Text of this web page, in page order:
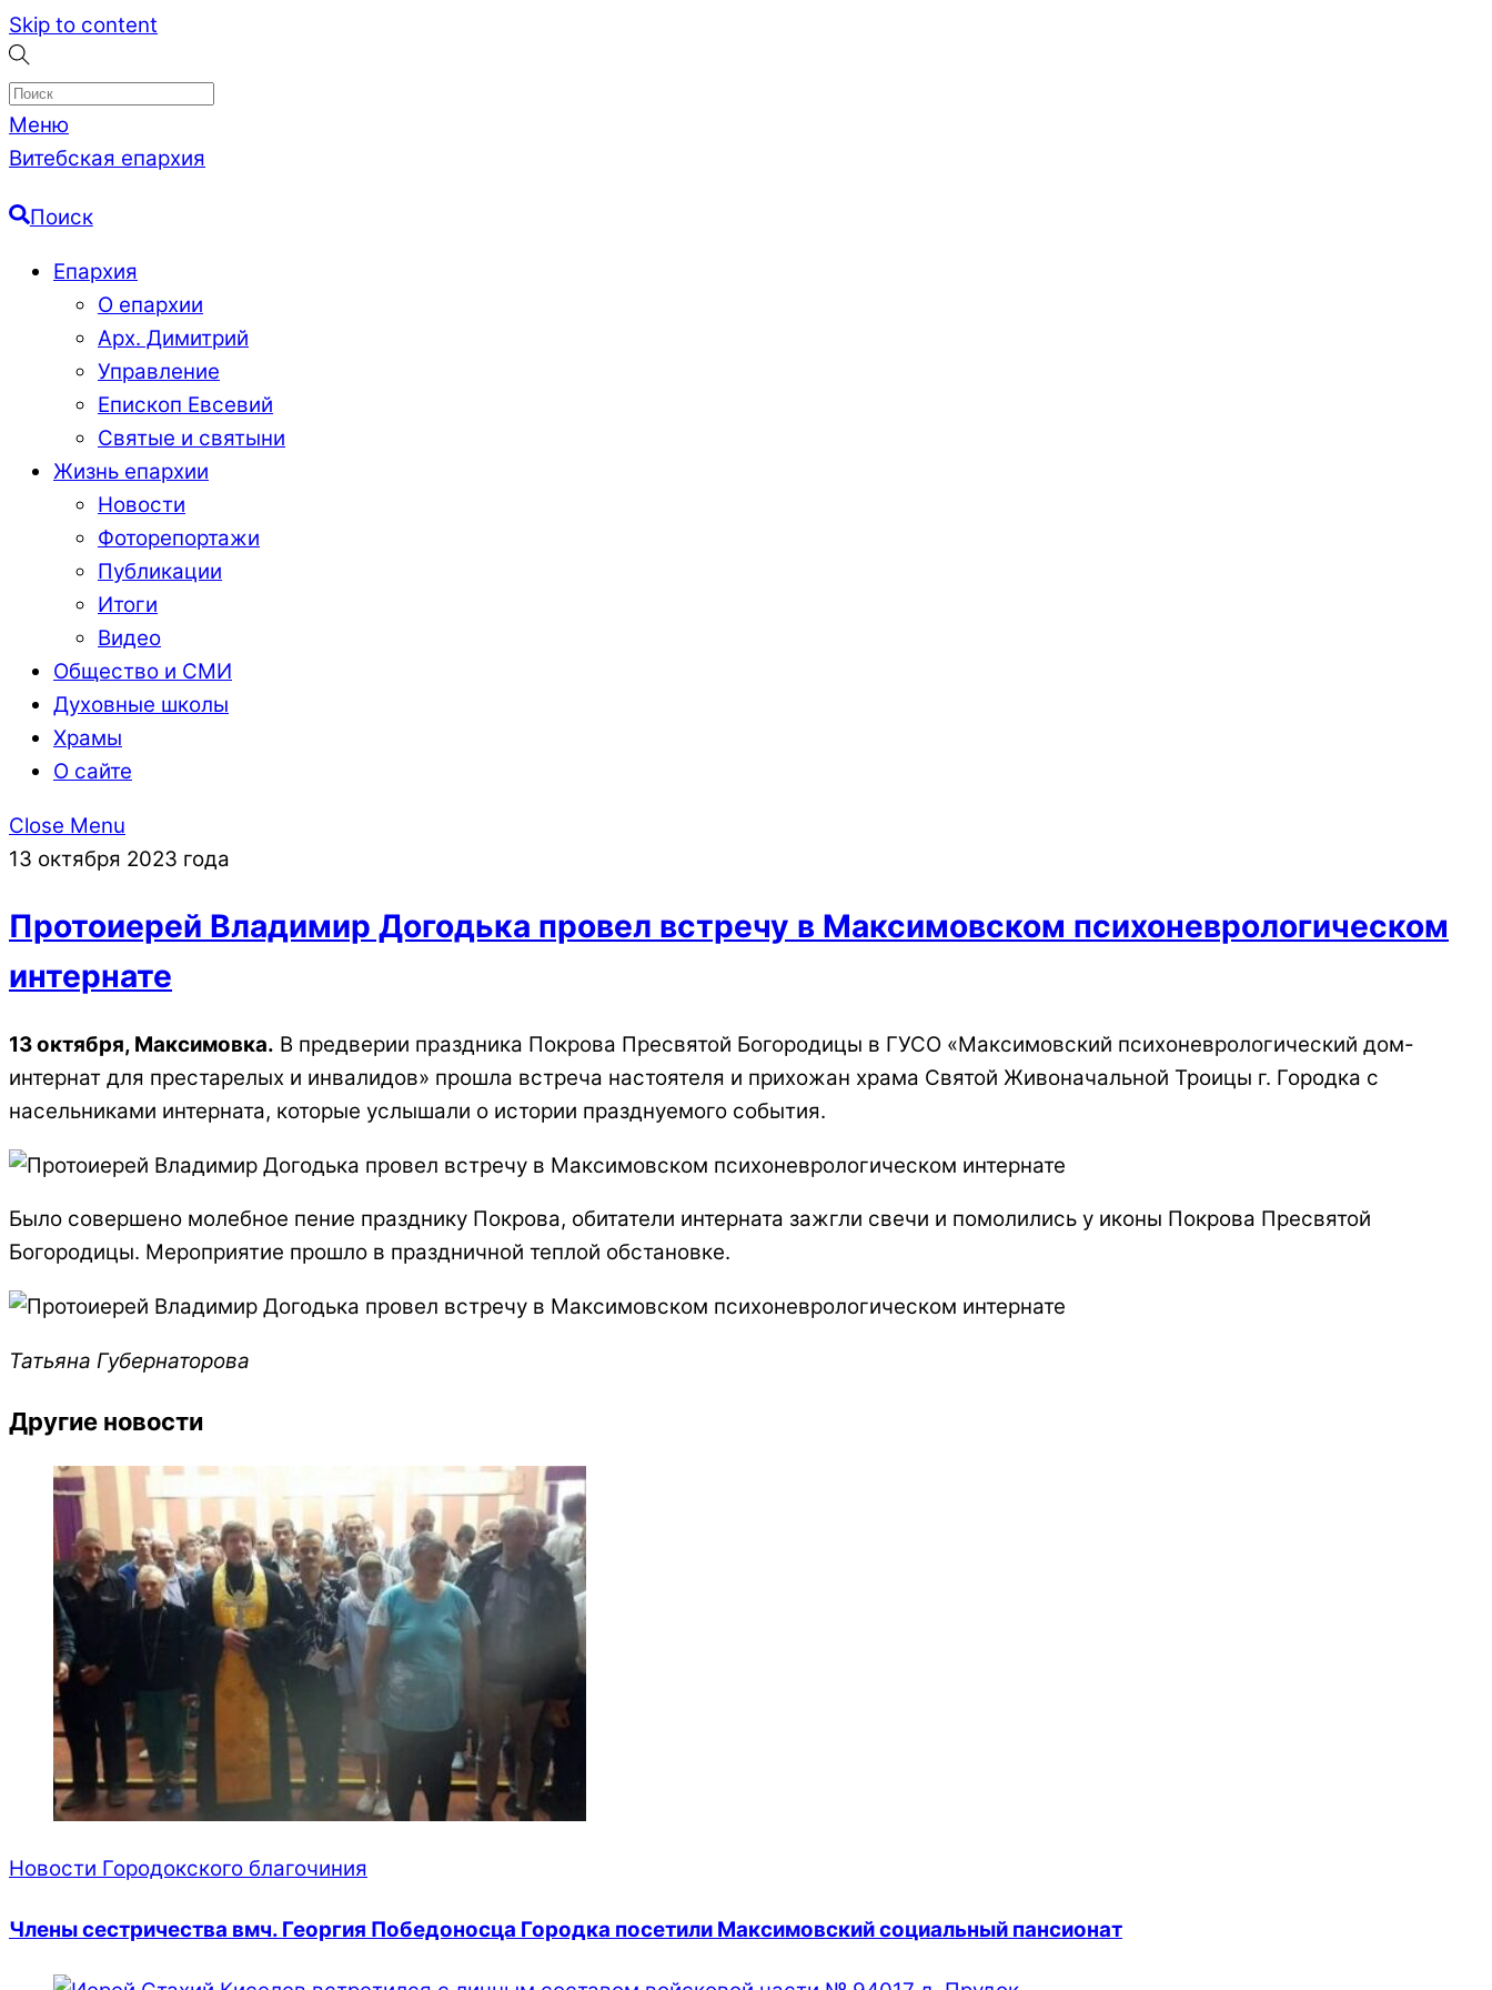
Skip to content
Меню
Витебская епархия
Поиск
Епархия
О епархии
Арх. Димитрий
Управление
Епископ Евсевий
Святые и святыни
Жизнь епархии
Новости
Фоторепортажи
Публикации
Итоги
Видео
Общество и СМИ
Духовные школы
Храмы
О сайте
Close Menu
13 октября 2023 года
Протоиерей Владимир Догодька провел встречу в Максимовском психоневрологическом
интернате
13 октября, Максимовка. В предверии праздника Покрова Пресвятой Богородицы в ГУСО «Максимовский психоневрологический дом-
интернат для престарелых и инвалидов» прошла встреча настоятеля и прихожан храма Святой Живоначальной Троицы г. Городка с
насельниками интерната, которые услышали о истории празднуемого события.
Было совершено молебное пение празднику Покрова, обитатели интерната зажгли свечи и помолились у иконы Покрова Пресвятой
Богородицы. Мероприятие прошло в праздничной теплой обстановке.
Татьяна Губернаторова
Другие новости
Новости Городокского благочиния
Члены сестричества вмч. Георгия Победоносца Городка посетили Максимовский социальный пансионат